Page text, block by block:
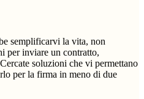
semplificarvi la vita, non
per inviare un contratto,
soluzioni che vi permettano
per la firma in meno di due